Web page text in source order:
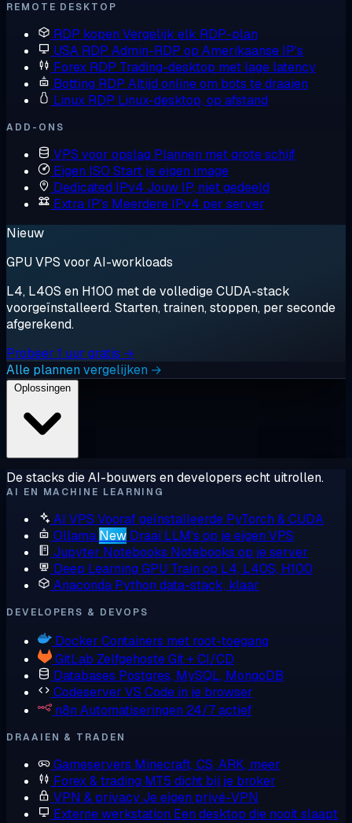
REMOTE DESKTOP
RDP kopen Vergelijk elk RDP-plan
USA RDP Admin-RDP op Amerikaanse IP's
Forex RDP Trading-desktop met lage latency
Botting RDP Altijd online om bots te draaien
Linux RDP Linux-desktop, op afstand
ADD-ONS
VPS voor opslag Plannen met grote schijf
Eigen ISO Start je eigen image
Dedicated IPv4 Jouw IP, niet gedeeld
Extra IP's Meerdere IPv4 per server
Nieuw
GPU VPS voor AI-workloads
L4, L40S en H100 met de volledige CUDA-stack
voorgeïnstalleerd. Starten, trainen, stoppen, per seconde
afgerekend.
Probeer 1 uur gratis →
Alle plannen vergelijken →
De stacks die AI-bouwers en developers echt uitrollen.
AI EN MACHINE LEARNING
AI VPS Vooraf geïnstalleerde PyTorch & CUDA
Ollama New Draai LLM's op je eigen VPS
Jupyter Notebooks Notebooks op je server
Deep Learning GPU Train op L4, L40S, H100
Anaconda Python data-stack, klaar
DEVELOPERS & DEVOPS
Docker Containers met root-toegang
GitLab Zelfgehoste Git + CI/CD
Databases Postgres, MySQL, MongoDB
Codeserver VS Code in je browser
n8n Automatiseringen 24/7 actief
DRAAIEN & TRADEN
Gameservers Minecraft, CS, ARK, meer
Forex & trading MT5 dicht bij je broker
VPN & privacyJe eigen privé-VPN
Externe werkstation Een desktop die nooit slaapt